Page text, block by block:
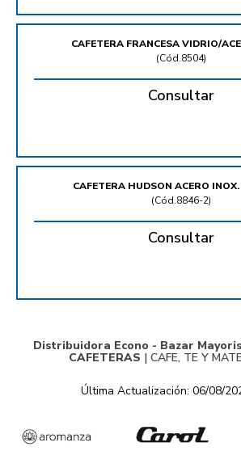
CAFETERA FRANCESA VIDRIO/
(Cód.8504)
Consultar
CAFETERA HUDSON ACERO
(Cód.8846-2)
Consultar
Distribuidora Econo - Bazar
CAFETERAS | CAFE, TE Y MATE
Última Actualización: 06/08/